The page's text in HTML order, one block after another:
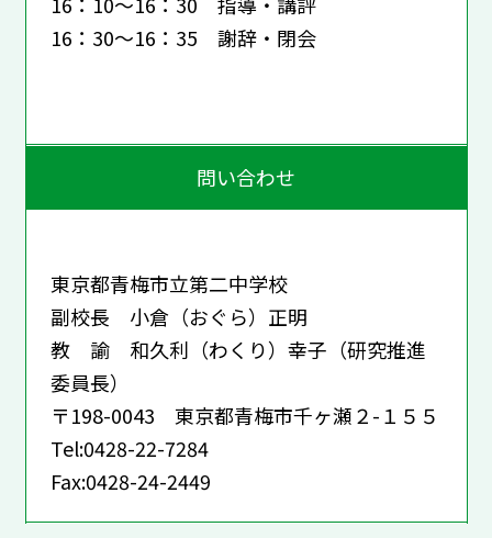
16：30～16：35 謝辞・閉会
問い合わせ
東京都青梅市立第二中学校
副校長 小倉（おぐら）正明
教 諭 和久利（わくり）幸子（研究推進
委員長）
〒198-0043 東京都青梅市千ヶ瀬２-１５５
Tel:0428-22-7284
Fax:0428-24-2449